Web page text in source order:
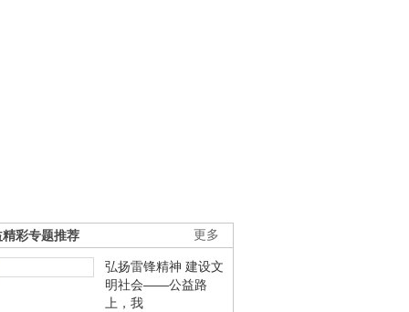
更多
精彩专题推荐
弘扬雷锋精神 建设文
明社会——公益路
上，我